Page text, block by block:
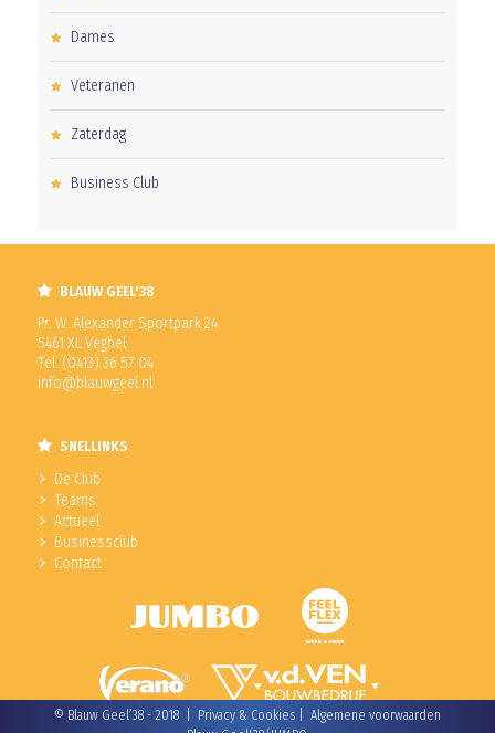
Dames
Veteranen
Zaterdag
Business Club
BLAUW GEEL'38
Pr. W. Alexander Sportpark 24
5461 XL Veghel
Tel. (0413) 36 57 04
info@blauwgeel.nl
SNELLINKS
De Club
Teams
Actueel
Businessclub
Contact
© Blauw Geel’38 - 2018 | Privacy & Cookies| Algemene voorwaarden